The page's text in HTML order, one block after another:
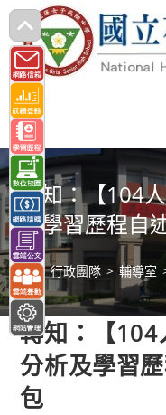
跳
轉
至
主
要
內
容 轉知：【104
及學習歷程自
> 行政團隊 > 輔導室
轉知：【104
分析及學習
包